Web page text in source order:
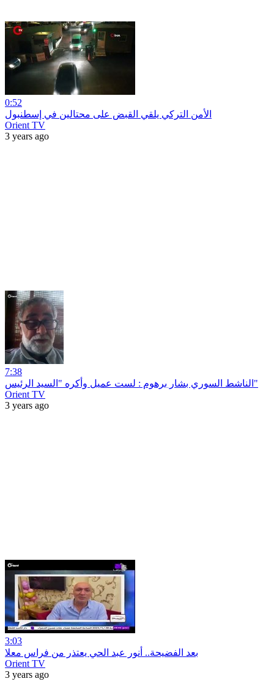
0:52
الأمن التركي يلقي القبض على محتالين في إسطنبول
Orient TV
3 years ago
7:38
الناشط السوري بشار برهوم : لست عميل وأكره "السيد الرئيس"
Orient TV
3 years ago
3:03
بعد الفضيحة.. أنور عبد الحي يعتذر من فراس معلا
Orient TV
3 years ago